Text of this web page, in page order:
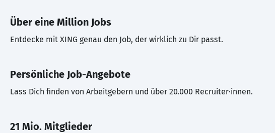
Über eine Million Jobs
Entdecke mit XING genau den Job, der wirklich zu Dir passt.
Persönliche Job-Angebote
Lass Dich finden von Arbeitgebern und über 20.000 Recruiter·innen.
21 Mio. Mitglieder